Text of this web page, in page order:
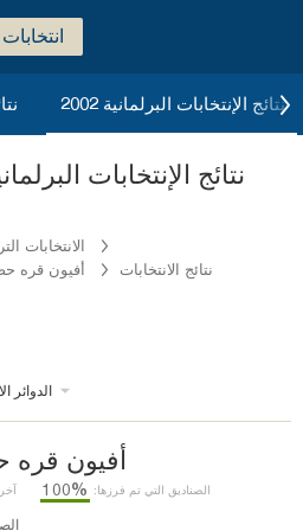
انتخابات
نتائج الإنتخابات البرلمانية 2002
الانتخابات
أفيون قره نتائج الانتخابات
الدوائر
أفيون قره
آخر الصناديق التي تم فرزها: %100